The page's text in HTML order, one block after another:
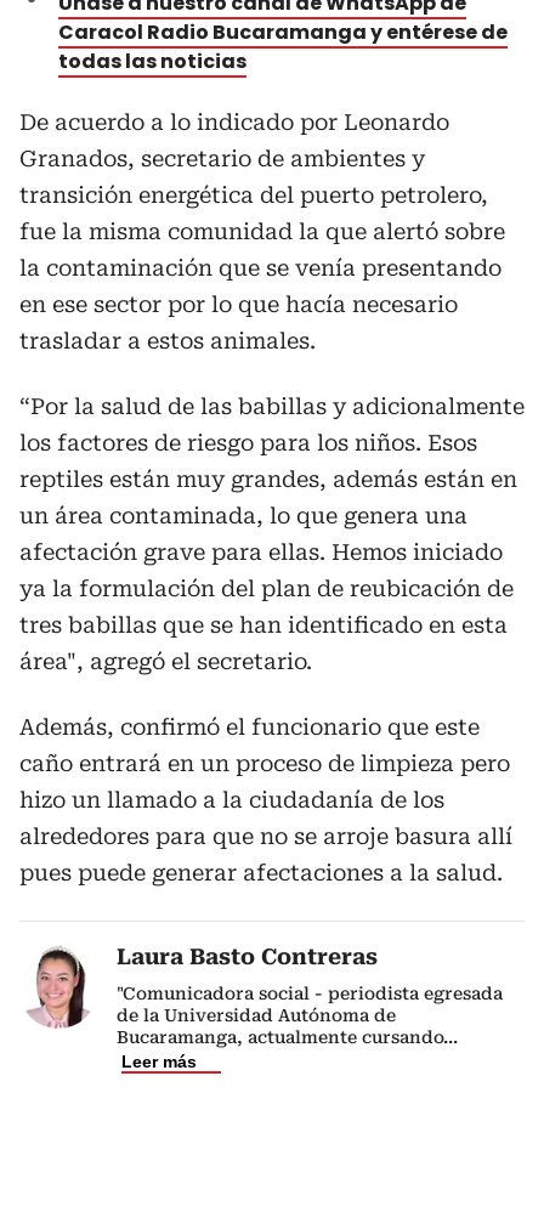
Caracol Radio Bucaramanga y entérese de
todas las noticias
De acuerdo a lo indicado por Leonardo
Granados, secretario de ambientes y
transición energética del puerto petrolero,
fue la misma comunidad la que alertó sobre
la contaminación que se venía presentando
en ese sector por lo que hacía necesario
trasladar a estos animales.
“Por la salud de las babillas y adicionalmente
los factores de riesgo para los niños. Esos
reptiles están muy grandes, además están en
un área contaminada, lo que genera una
afectación grave para ellas. Hemos iniciado
ya la formulación del plan de reubicación de
tres babillas que se han identificado en esta
área", agregó el secretario.
Además, confirmó el funcionario que este
caño entrará en un proceso de limpieza pero
hizo un llamado a la ciudadanía de los
alrededores para que no se arroje basura allí
pues puede generar afectaciones a la salud.
Laura Basto Contreras
"Comunicadora social - periodista egresada
de la Universidad Autónoma de
Bucaramanga, actualmente cursando...
Leer más